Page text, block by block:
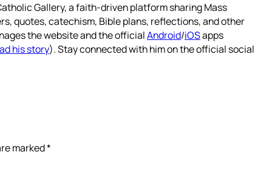
Gallery, a faith-driven platform sharing Mass
quotes, catechism, Bible plans, reflections, and other
the website and the officialAndroid/iOSapps
his story). Stay connected with him on the official social
marked*